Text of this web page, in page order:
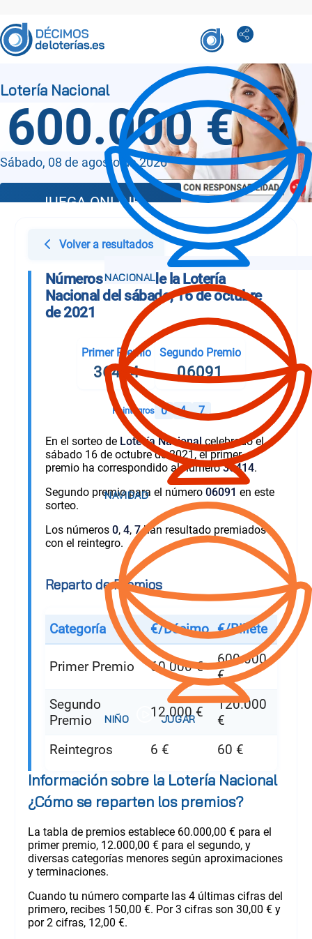
Volver a resultados
Números Sorteo de la Lotería
Nacional del sábado, 16 de octubre
de 2021
Primer Premio
36414
Segundo Premio
06091
Reintegros 0 4 7
En el sorteo de Lotería Nacionalcelebrado el
sábado 16 de octubre de 2021, el primer
premio ha correspondido al número36414.
Segundo premio para el número 06091 en este
sorteo.
Los números 0, 4, 7han resultado premiados
con el reintegro.
Reparto de Premios
Categoría €/Décimo €/Billete
Primer Premio 60.000 €
600.000
€
Segundo
Premio
12.000 €
120.000
€
Reintegros
6 € 60 €
Información sobre la Lotería Nacional
¿Cómo se reparten los premios?
La tabla de premios establece 60.000,00 € para el
primer premio, 12.000,00 € para el segundo, y
diversas categorías menores según aproximaciones
y terminaciones.
Cuando tu número comparte las 4 últimas cifras del
primero, recibes 150,00 €. Por 3 cifras son 30,00 € y
por 2 cifras, 12,00 €.
600.000 €
Sábado, 08 de agosto de 2026
JUEGA ONLINE